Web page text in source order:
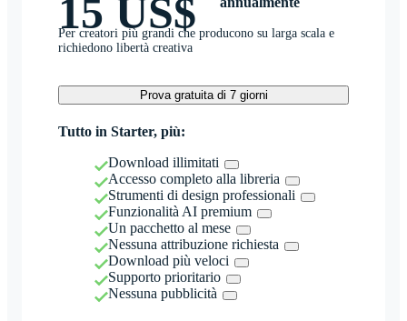
15 US$
Per creatori più grandi che producono su larga scala e
richiedono libertà creativa
Prova gratuita di 7 giorni
Tutto in Starter, più:
Download illimitati
Accesso completo alla libreria
Strumenti di design professionali
Funzionalità AI premium
Un pacchetto al mese
Nessuna attribuzione richiesta
Download più veloci
Supporto prioritario
Nessuna pubblicità